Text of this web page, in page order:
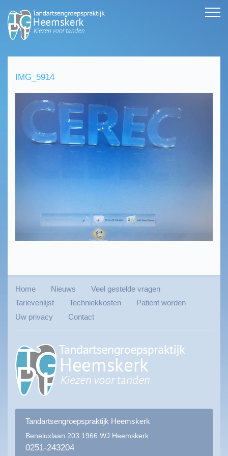
IMG_5914
Home Nieuws
Veel gestelde vragen
Tarievenlijst
Techniekkosten
Patient worden
Uw privacy
Contact
Tandartsengroepspraktijk Heemskerk
Beneluxlaan 203 1966 WJ Heemskerk
0251-243204